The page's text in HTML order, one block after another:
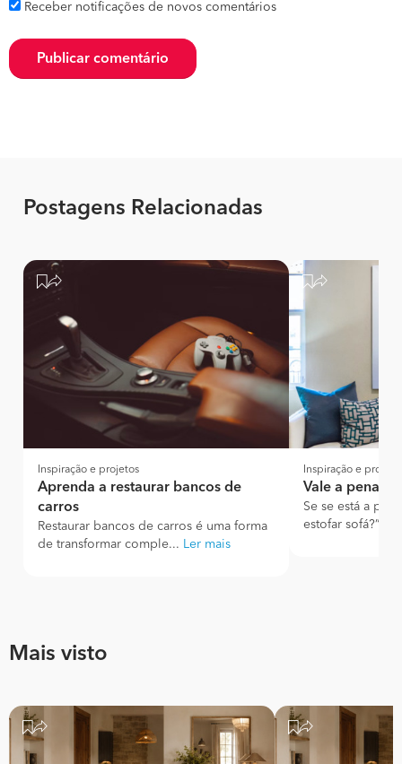
Receber notificações de novos comentários
Publicar comentário
Postagens Relacionadas
Inspiração e projetos
Aprenda a restaurar bancos de
carros
Restaurar bancos de carros é uma forma
de transformar comple... Ler mais
Inspiração e
Vale a pena
Se se está a
estofar sofá?” é
Mais visto